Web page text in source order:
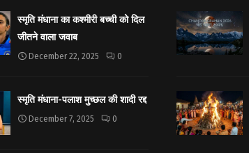
स्मृति मंधाना का कश्मीरी बच्ची को दिल
जीतने वाला जवाब
December 22, 2025 0
स्मृति मंधाना-पलाश मुच्छल की शादी रद्द
December 7, 2025 0